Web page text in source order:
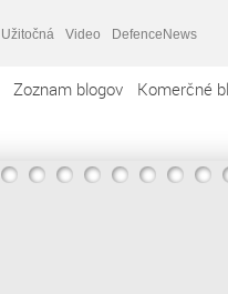
Užitočná Video DefenceNews
Zoznam blogov Komerčné